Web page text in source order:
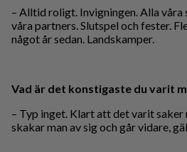
– Alltid roligt. Invigningen. Alla våra
våra partners. Slutspel och fester.
något år sedan. Landskamper.
Vad är det konstigaste du varit
– Typ inget. Klart att det varit saker
skakar man av sig och går vidare,